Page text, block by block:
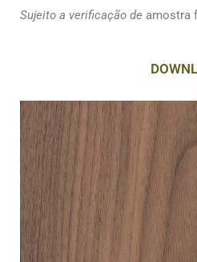
Sujeito a verificação de amostra